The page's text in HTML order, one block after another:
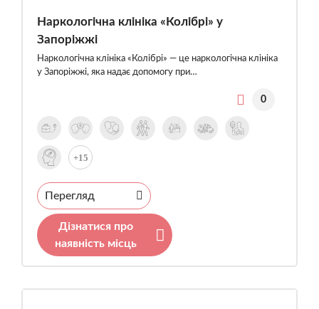
Наркологічна клініка «Колібрі» у
Запоріжжі
Наркологічна клініка «Колібрі» — це наркологічна клініка
у Запоріжжі, яка надає допомогу при…
0
+15
Перегляд
Дізнатися про
наявність місць